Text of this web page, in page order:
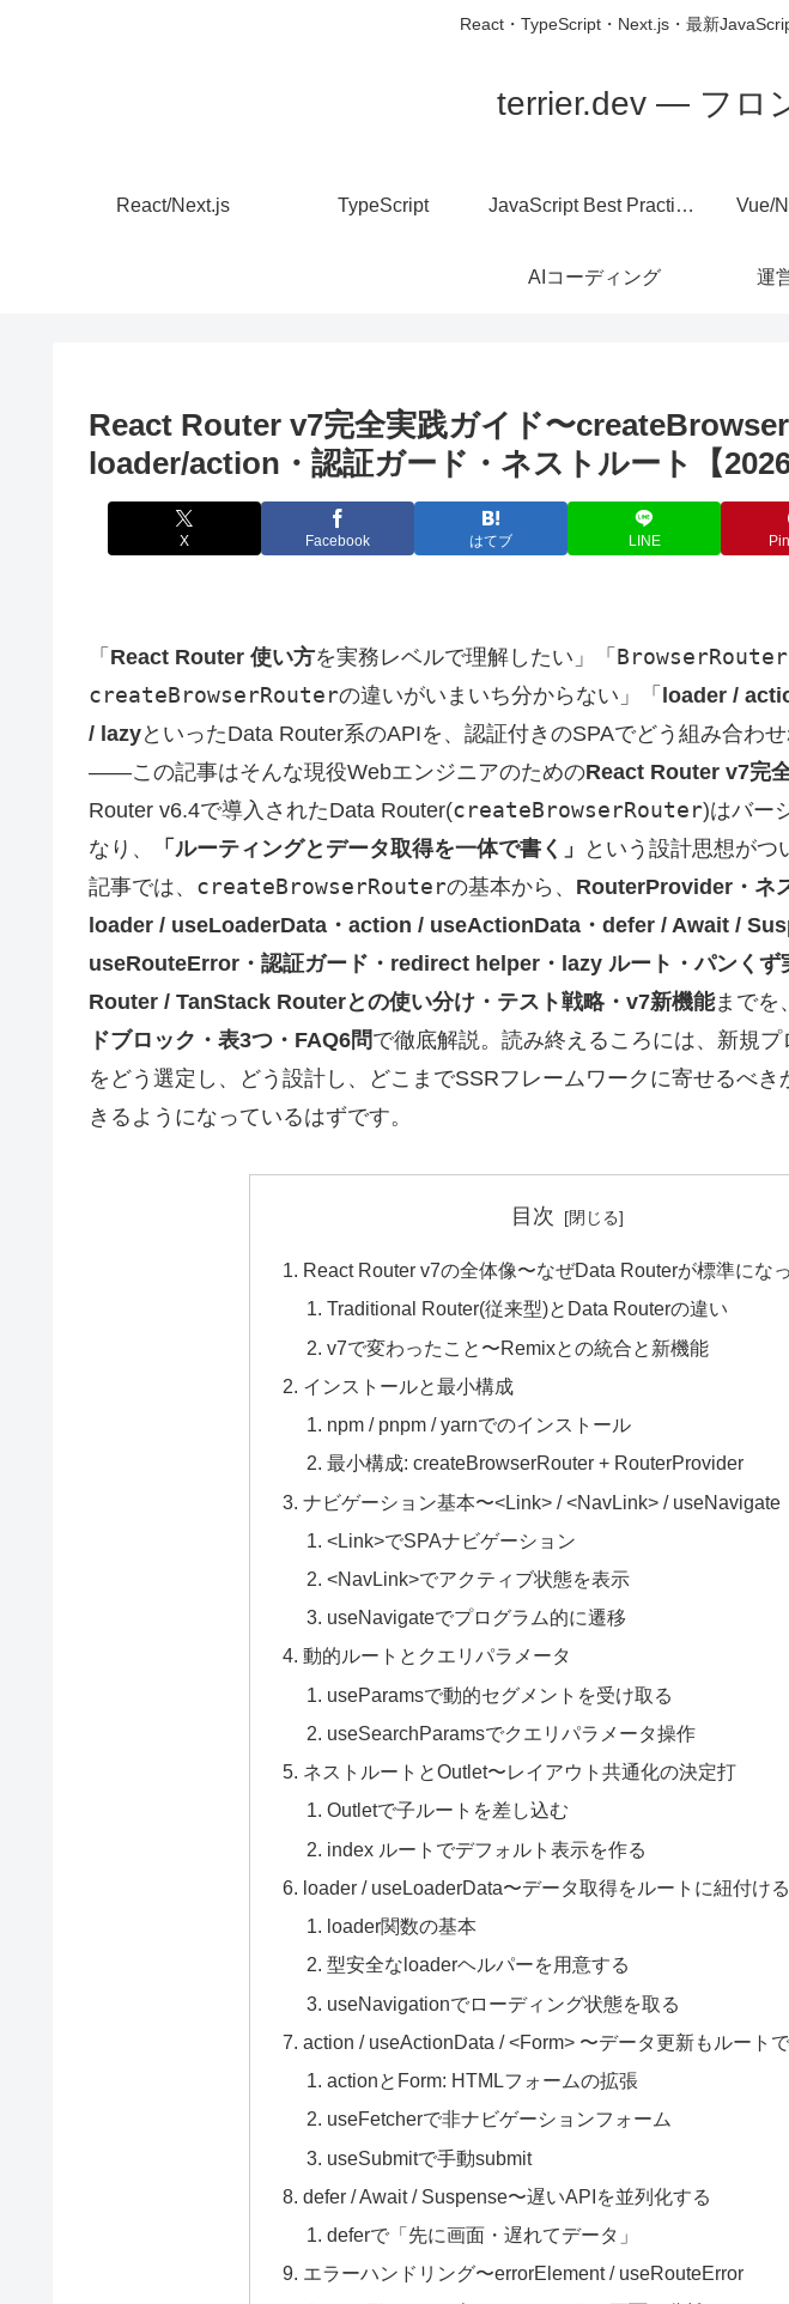
React・TypeScript・Next.js・最新
terrier.dev — フロ
React/Next.js TypeScript JavaScript Best Practices Vue/
AIコーディング 運
React Router v7完全実践ガイド〜
loader/action・認証ガード・ネストルート【
X Facebook はてブ LINE
「 React Router 使い方を実務レベルで理解したい」「 BrowserRouter
createBrowserRouterの違いがいまいち分からない」「 loader /
/ lazyといったData Router系のAPIを、認証付きのSPAでどう組み合わ
――この記事はそんな現役WebエンジニアのためのReact Router v7完
Router v6.4で導入されたData Router(createBrowserRouter)はバー
なり、
「ルーティングとデータ取得を一体で書く」
という設計思想がつ
記事では、 createBrowserRouterの基本から、 RouterProvider・ネ
loader / useLoaderData・action / useActionData・defer / Await /
useRouteError・認証ガード・redirect helper・lazy ルート・パンくず
Router / TanStack Routerとの使い分け・テスト戦略・v7新機能までを、
ドブロック・表3つ・FAQ6問で徹底解説。読み終えるころには、新規
をどう選定し、どう設計し、どこまでSSRフレームワークに寄せるべ
きるようになっているはずです。
目次
React Router v7の全体像〜なぜData Routerが標準にな
Traditional Router(従来型)とData Routerの違い
v7で変わったこと〜Remixとの統合と新機能
インストールと最小構成
npm / pnpm / yarnでのインストール
最小構成: createBrowserRouter + RouterProvider
ナビゲーション基本〜<Link> / <NavLink> / useNavigate
<Link>でSPAナビゲーション
<NavLink>でアクティブ状態を表示
useNavigateでプログラム的に遷移
動的ルートとクエリパラメータ
useParamsで動的セグメントを受け取る
useSearchParamsでクエリパラメータ操作
ネストルートとOutlet〜レイアウト共通化の決定打
Outletで子ルートを差し込む
index ルートでデフォルト表示を作る
loader / useLoaderData〜データ取得をルートに紐付ける
loader関数の基本
型安全なloaderヘルパーを用意する
useNavigationでローディング状態を取る
action / useActionData / <Form> 〜データ更新もルート
actionとForm: HTMLフォームの拡張
useFetcherで非ナビゲーションフォーム
useSubmitで手動submit
defer / Await / Suspense〜遅いAPIを並列化する
deferで「先に画面・遅れてデータ」
エラーハンドリング〜errorElement / useRouteError